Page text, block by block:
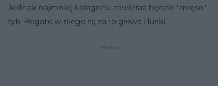
Jednak najmniej kolagenu zawierać będzie "mięso"
ryb. Bogate w niego są za to głowa i łuski.